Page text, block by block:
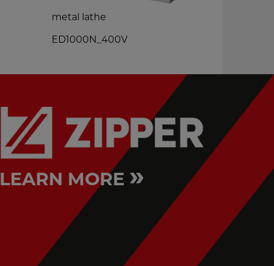
metal lathe
ED1000N_400V
LEARN MORE »